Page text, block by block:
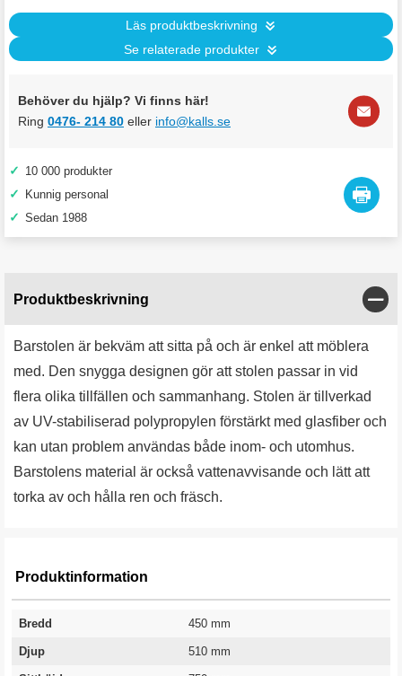
Läs produktbeskrivning
Se relaterade produkter
Behöver du hjälp? Vi finns här!
Ring 0476- 214 80 eller info@kalls.se
✓ 10 000 produkter
✓ Kunnig personal
✓ Sedan 1988
Produktbeskrivning
Barstolen är bekväm att sitta på och är enkel att möblera
med. Den snygga designen gör att stolen passar in vid
flera olika tillfällen och sammanhang. Stolen är tillverkad
av UV-stabiliserad polypropylen förstärkt med glasfiber och
kan utan problem användas både inom- och utomhus.
Barstolens material är också vattenavvisande och lätt att
torka av och hålla ren och fräsch.
Produktinformation
Bredd 450 mm
Djup 510 mm